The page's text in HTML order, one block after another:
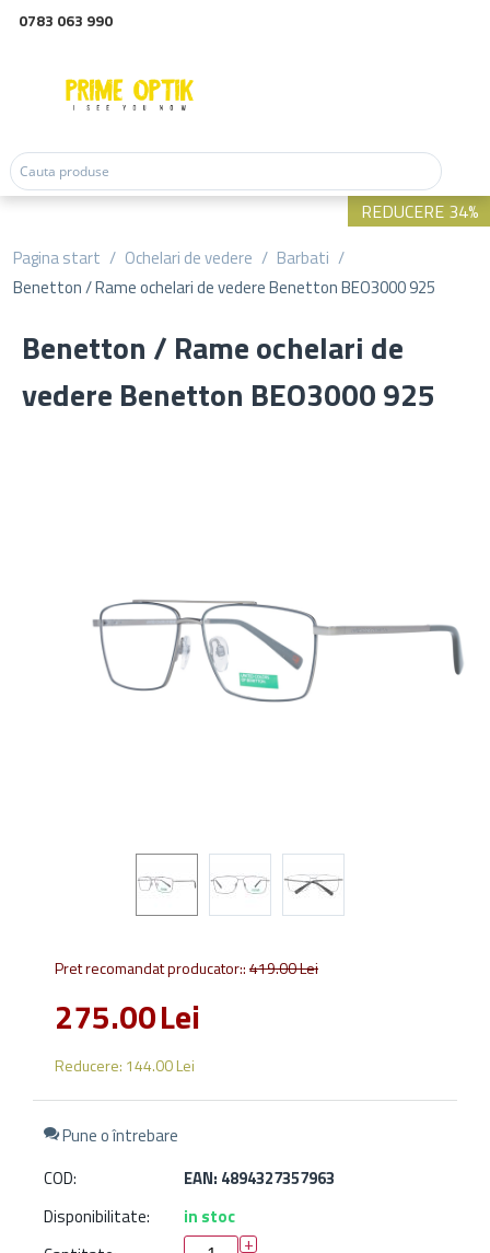
0783 063 990
Pagina start / Ochelari de vedere / Barbati /
Benetton / Rame ochelari de vedere Benetton BEO3000 925
Benetton / Rame ochelari de
vedere Benetton BEO3000 925
Pret recomandat producator::419.00Lei
275.00Lei
Reducere: 144.00Lei
REDUCERE 34%
Pune o întrebare
COD:
EAN: 4894327357963
Disponibilitate:
in stoc
+